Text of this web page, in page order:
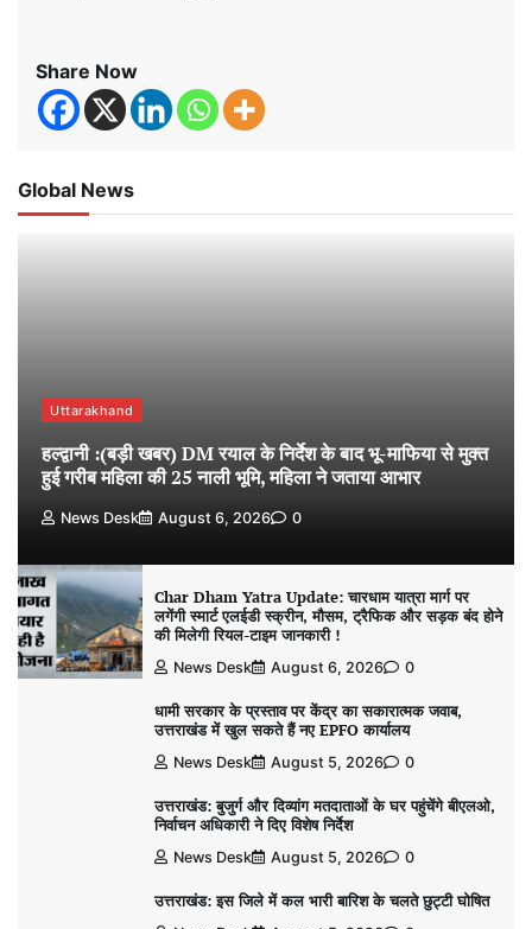
Share Now
Global News
Uttarakhand
हल्द्वानी :(बड़ी खबर) DM रयाल के निर्देश के बाद भू-माफिया से मुक्त
हुई गरीब महिला की 25 नाली भूमि, महिला ने जताया आभार
News Desk August 6, 2026 0
Char Dham Yatra Update: चारधाम यात्रा मार्ग पर
लगेंगी स्मार्ट एलईडी स्क्रीन, मौसम, ट्रैफिक और सड़क बंद होने
की मिलेगी रियल-टाइम जानकारी !
News Desk August 6, 2026 0
धामी सरकार के प्रस्ताव पर केंद्र का सकारात्मक जवाब,
उत्तराखंड में खुल सकते हैं नए EPFO कार्यालय
News Desk August 5, 2026 0
उत्तराखंड: बुजुर्ग और दिव्यांग मतदाताओं के घर पहुंचेंगे बीएलओ,
निर्वाचन अधिकारी ने दिए विशेष निर्देश
News Desk August 5, 2026 0
उत्तराखंड: इस जिले में कल भारी बारिश के चलते छुट्टी घोषित